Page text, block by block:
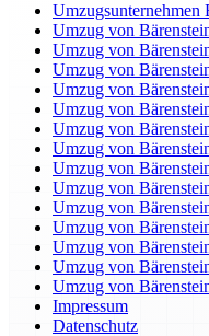
Umzugsunternehmen
Umzug von
Umzug von
Umzug von
Umzug von
Umzug von
Umzug von
Umzug von
Umzug von
Umzug von
Umzug von
Umzug von
Umzug von
Umzug von
Umzug von
Impressum
Datenschutz